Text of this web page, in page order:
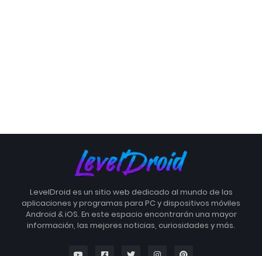
LevelDroid es un sitio web dedicado al mundo de las
aplicaciones y programas para PC y dispositivos móviles
Android & iOS. En este espacio encontrarán una mayor
información, las mejores noticias, curiosidades y más.